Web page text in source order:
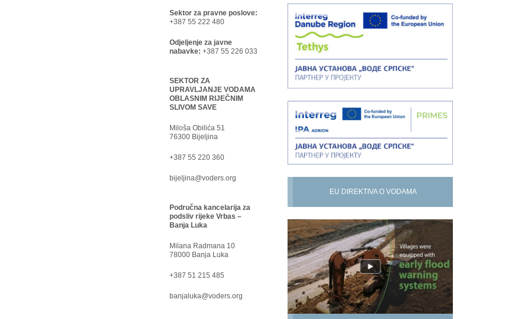
EU DIREKTIVA O VODAMA
Sektor za pravne poslove:
+387 55 222 480
Odjeljenje za javne
nabavke: +387 55 226 033
SEKTOR ZA
UPRAVLJANJE VODAMA
OBLASNIM RIJEČNIM
SLIVOM SAVE
Miloša Obilića 51
76300 Bijeljina
+387 55 220 360
bijeljina@voders.org
Područna kancelarija za
podsliv rijeke Vrbas –
Banja Luka
Milana Radmana 10
78000 Banja Luka
+387 51 215 485
banjaluka@voders.org